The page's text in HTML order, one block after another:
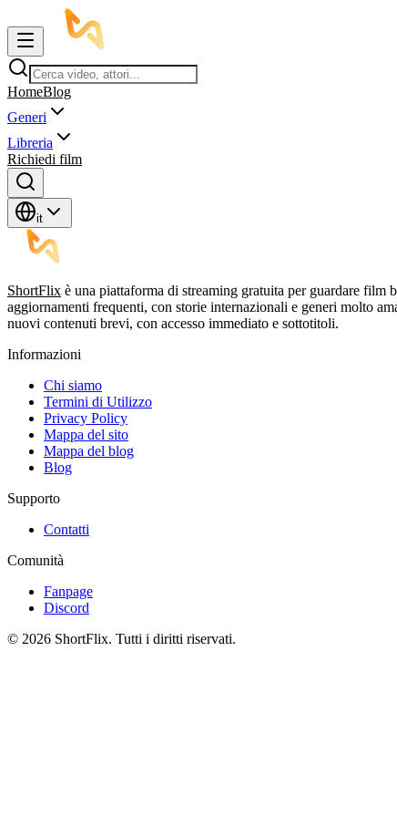
HomeBlog
Generi
Libreria
Richiedi film
it
ShortFlix è una piattaforma di streaming gratuita per guardare
aggiornamenti frequenti, con storie internazionali e generi molto
nuovi contenuti brevi, con accesso immediato e sottotitoli.
Informazioni
Chi siamo
Termini di Utilizzo
Privacy Policy
Mappa del sito
Mappa del blog
Blog
Supporto
Contatti
Comunità
Fanpage
Discord
© 2026 ShortFlix. Tutti i diritti riservati.